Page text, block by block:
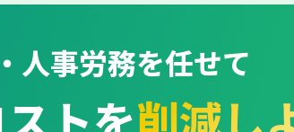
人事労務を任せて
トを削減し